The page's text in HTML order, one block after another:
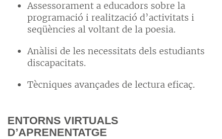
Assessorament a educadors sobre la
programació i realització d’activitats i
seqüències al voltant de la poesia.
Anàlisi de les necessitats dels estudiants
discapacitats.
Tècniques avançades de lectura eficaç.
ENTORNS VIRTUALS
D’APRENENTATGE